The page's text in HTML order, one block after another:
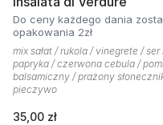
Do ceny każdego dania
opakowania 2zł
mix sałat / rukola / vinegrete /
papryka / czerwona cebula /
balsamiczny / prażony
pieczywo
35,00 zł